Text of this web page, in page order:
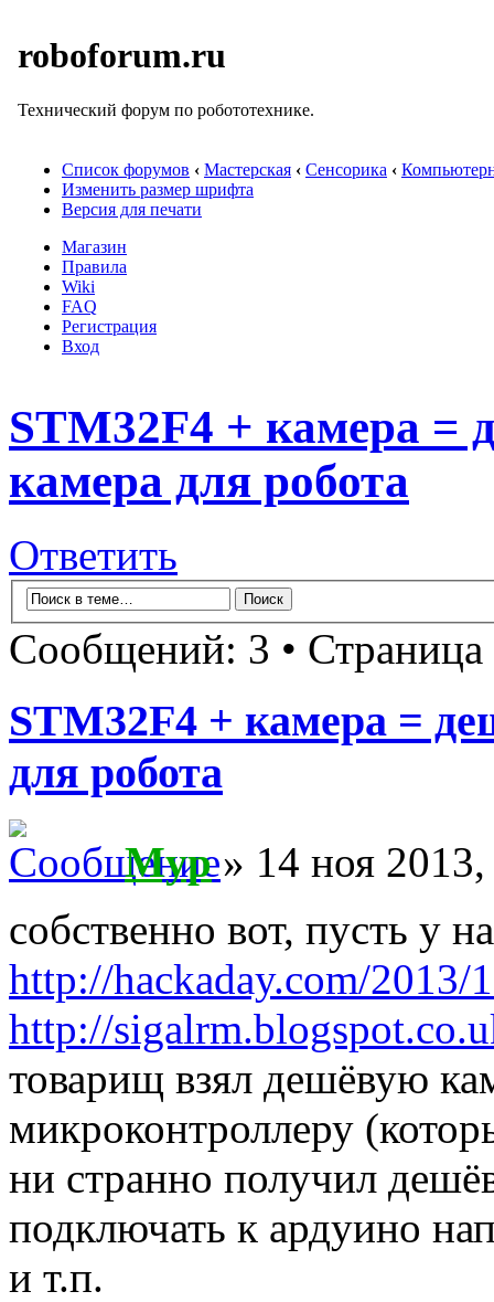
roboforum.ru
Технический форум по робототехнике.
Список форумов ‹ Мастерская ‹ Сенсорика ‹
Изменить размер шрифта
Версия для печати
Магазин
Правила
Wiki
FAQ
Регистрация
Вход
STM32F4 + камера =
камера для робота
Ответить
Сообщений: 3 • Страница
STM32F4 + камера =
для робота
Myp» 14 ноя
собственно вот, пусть у
http://hackaday.com/
http://
товарищ взял дешёвую
микроконтроллеру
ни странно получил
подключать к ардуино
и т.п.